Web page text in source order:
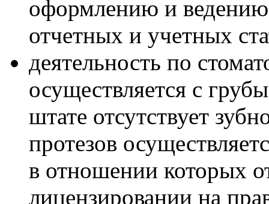
оформлению и
отчетных и учетных
деятельность по
осуществляется с
штате отсутствует
протезов
в отношении которых
лицензировании на